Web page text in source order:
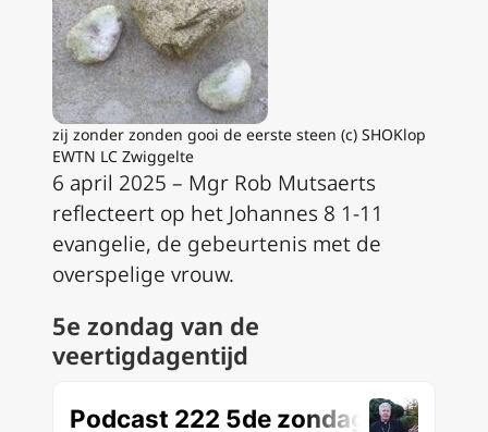
zij zonder zonden gooi de eerste steen (c) SHOKlop
EWTN LC Zwiggelte
6 april 2025 – Mgr Rob Mutsaerts
reflecteert op het Johannes 8 1-11
evangelie, de gebeurtenis met de
overspelige vrouw.
5e zondag van de
veertigdagentijd